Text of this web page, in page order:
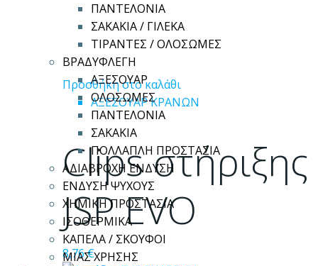
ΠΑΝΤΕΛΟΝΙΑ
ΣΑΚΑΚΙΑ / ΓΙΛΕΚΑ
ΤΙΡΑΝΤΕΣ / ΟΛΟΣΩΜΕΣ
ΒΡΑΔΥΦΛΕΓΗ
ΑΞΕΣΟΥΑΡ
ΟΛΟΣΩΜΕΣ
ΠΑΝΤΕΛΟΝΙΑ
ΣΑΚΑΚΙΑ
ΠΟΛΛΑΠΛΗ ΠΡΟΣΤΑΣΙΑ
ΑΔΙΑΒΡΟΧΗ ΕΝΔΥΣΗ
ΕΝΔΥΣΗ ΨΥΧΟΥΣ
ΧΗΜΙΚΗ ΠΡΟΣΤΑΣΙΑ
ΙΣΟΘΕΡΜΙΚΑ
ΚΑΠΕΛΑ / ΣΚΟΥΦΟΙ
ΜΙΑΣ ΧΡΗΣΗΣ
Προσθήκη στο καλάθι
ΑΞΕΣΟΥΑΡ ΚΡΑΝΩΝ
Clips στήριξης
JSP EVO
8,76€